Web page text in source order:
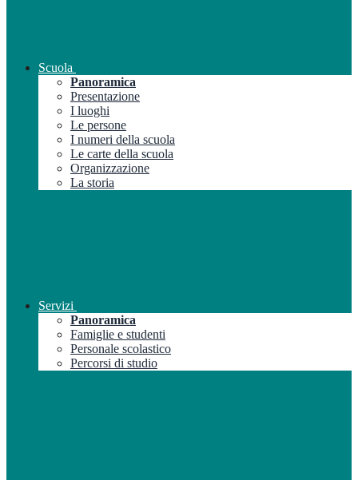
Scuola
Panoramica
Presentazione
I luoghi
Le persone
I numeri della scuola
Le carte della scuola
Organizzazione
La storia
Servizi
Panoramica
Famiglie e studenti
Personale scolastico
Percorsi di studio